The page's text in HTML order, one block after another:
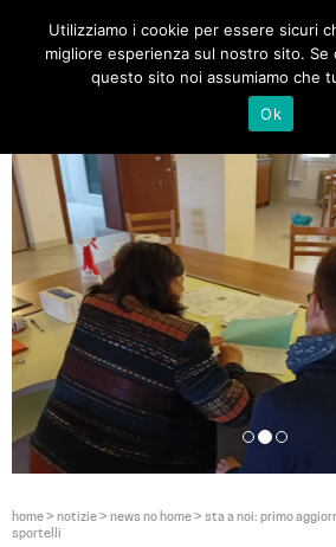
home> notizie> news no home> sta a noi: primo
sportelli
Utilizziamo i cookie per essere sicuri
migliore esperienza sul nostro sito. Se
questo sito noi assumiamo che
Ok